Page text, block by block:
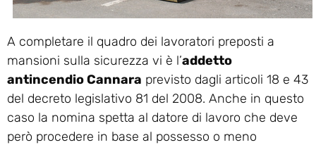
A completare il quadro dei lavoratori preposti a
mansioni sulla sicurezza vi è l’addetto
antincendio Cannara previsto dagli articoli 18 e 43
del decreto legislativo 81 del 2008. Anche in questo
caso la nomina spetta al datore di lavoro che deve
però procedere in base al possesso o meno